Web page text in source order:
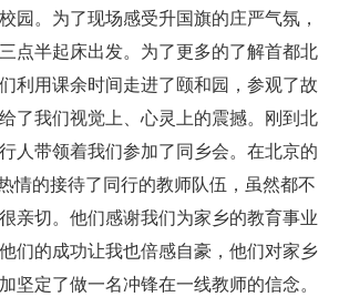
园。为了现场感受升国旗的庄严气氛，
点半起床出发。为了更多的了解首都北
利用课余时间走进了颐和园，参观了故
了我们视觉上、心灵上的震撼。刚到北
人带领着我们参加了同乡会。在北京的
情的接待了同行的教师队伍，虽然都不
亲切。他们感谢我们为家乡的教育事业
们的成功让我也倍感自豪，他们对家乡
坚定了做一名冲锋在一线教师的信念。